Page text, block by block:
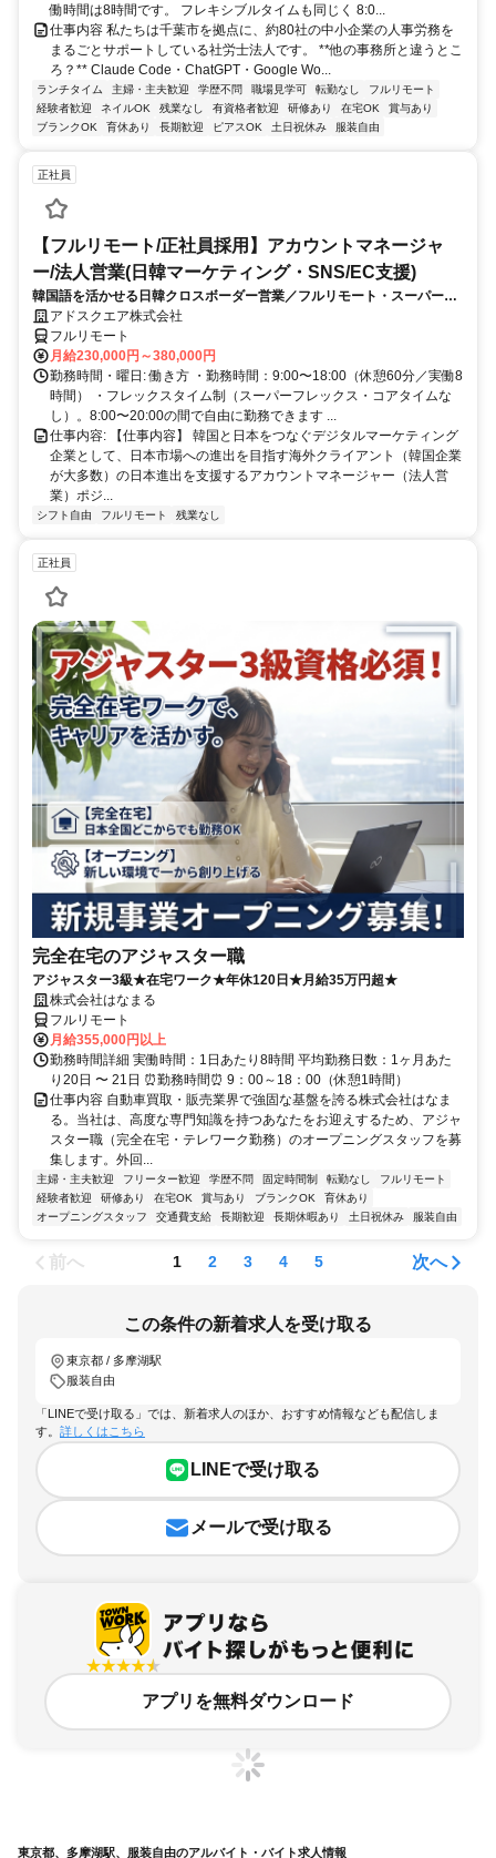
働時間は8時間です。 フレキシブルタイムも同じく 8:0...
仕事内容 私たちは千葉市を拠点に、約80社の中小企業の人事労務を
まるごとサポートしている社労士法人です。 **他の事務所と違うとこ
ろ？** Claude Code・ChatGPT・Google Wo...
ランチタイム 主婦・主夫歓迎 学歴不問 職場見学可 転勤なし
フルリモート
経験者歓迎
ネイルOK 残業なし 有資格者歓迎 研修あり 在宅OK
賞与あり
ブランクOK
育休あり 長期歓迎 ピアスOK 土日祝休み 服装自由
正社員
【フルリモート/正社員採用】アカウントマネージャ
ー/法人営業(日韓マーケティング・SNS/EC支援)
韓国語を活かせる日韓クロスボーダー営業／フルリモート・スーパーフ
レックス
アドスクエア株式会社
フルリモート
月給230,000円～380,000円
勤務時間・曜日: 働き方 ・勤務時間：9:00〜18:00（休憩60分／実働8
時間） ・フレックスタイム制（スーパーフレックス・コアタイムな
し）。8:00〜20:00の間で自由に勤務できます ...
仕事内容: 【仕事内容】 韓国と日本をつなぐデジタルマーケティング
企業として、日本市場への進出を目指す海外クライアント（韓国企業
が大多数）の日本進出を支援するアカウントマネージャー（法人営
業）ポジ...
シフト自由 フルリモート 残業なし
正社員
完全在宅のアジャスター職
アジャスター3級★在宅ワーク★年休120日★月給35万円超★
株式会社はなまる
フルリモート
月給355,000円以上
勤務時間詳細 実働時間：1日あたり8時間 平均勤務日数：1ヶ月あた
り20日 〜 21日 ⏰勤務時間⏰ 9：00～18：00（休憩1時間）
仕事内容 自動車買取・販売業界で強固な基盤を誇る株式会社はなま
る。当社は、高度な専門知識を持つあなたをお迎えするため、アジャ
スター職（完全在宅・テレワーク勤務）のオープニングスタッフを募
集します。外回...
主婦・主夫歓迎 フリーター歓迎 学歴不問 固定時間制 転勤なし
フルリモート
経験者歓迎
研修あり 在宅OK 賞与あり ブランクOK
育休あり
オープニングスタッフ
交通費支給 長期歓迎 長期休暇あり 土日祝休み 服装自由
前へ 1 2 3 4 5 次へ
この条件の新着求人を受け取る
東京都 / 多摩湖駅
服装自由
「LINEで受け取る」では、新着求人のほか、おすすめ情報なども配信しま
す。 詳しくはこちら
LINEで受け取る
メールで受け取る
アプリを無料ダウンロード
東京都、多摩湖駅、服装自由のアルバイト・バイト求人情報